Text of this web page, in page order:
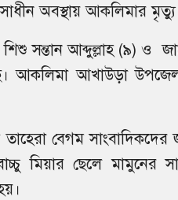
অবস্থায় আকলিমার
সন্তান আব্দুল্লাহ (৯) ও
আকলিমা আখাউড়া
বেগম
মিয়ার ছেলে মামুনের